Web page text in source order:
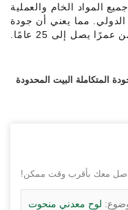
المواد الخام والعملية
الدولي. مما يعني أن جودة
يصل إلى 25 عامًا.
المتكاملة البيت المحدودة
معك بأقرب وقت ممكن!
لوح معدني منحوت